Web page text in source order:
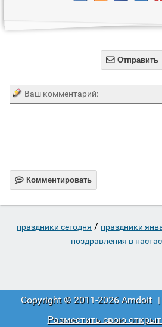
 Отправить
Ваш комментарий:
 Комментировать
праздники сегодня / праздники
поздравления в
Copyright © 2011-2026 Amdoit |
Разместить свою